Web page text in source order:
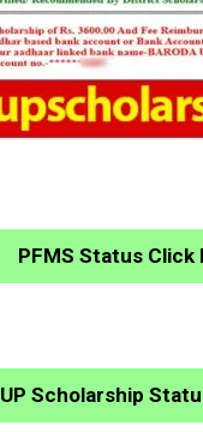
PFMS Status Click
UP Scholarship